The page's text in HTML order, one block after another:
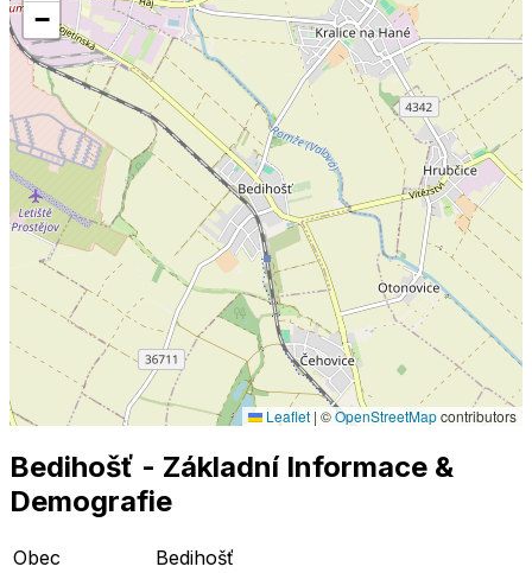
−
Leaflet | ©OpenStreetMapcontributors
Bedihošť - Základní Informace &
Demografie
Obec
Bedihošť